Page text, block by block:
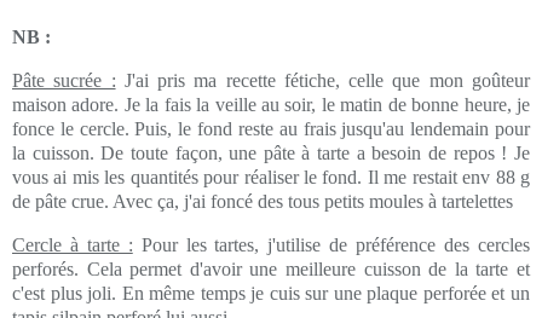
NB :
Pâte sucrée : J'ai pris ma recette fétiche, celle que mon goûteur
maison adore. Je la fais la veille au soir, le matin de bonne heure, je
fonce le cercle. Puis, le fond reste au frais jusqu'au lendemain pour
la cuisson. De toute façon, une pâte à tarte a besoin de repos ! Je
vous ai mis les quantités pour réaliser le fond. Il me restait env 88 g
de pâte crue. Avec ça, j'ai foncé des tous petits moules à tartelettes
Cercle à tarte : Pour les tartes, j'utilise de préférence des cercles
perforés. Cela permet d'avoir une meilleure cuisson de la tarte et
c'est plus joli. En même temps je cuis sur une plaque perforée et un